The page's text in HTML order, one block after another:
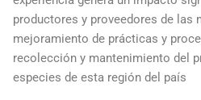
productores y proveedores de las
mejoramiento de prácticas y
recolección y mantenimiento del
especies de esta región del país